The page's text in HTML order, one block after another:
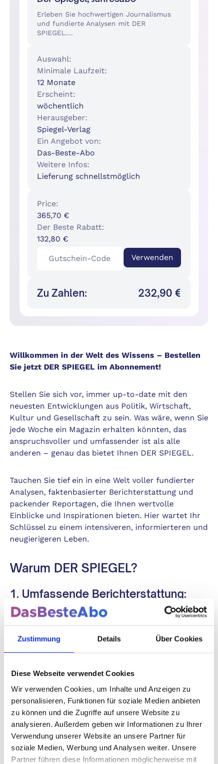
Zustimmung Details Über Cookies
Diese Webseite verwendet Cookies
Wir verwenden Cookies, um Inhalte und Anzeigen zu
personalisieren, Funktionen für soziale Medien anbieten
zu können und die Zugriffe auf unsere Website zu
analysieren. Außerdem geben wir Informationen zu Ihrer
Verwendung unserer Website an unsere Partner für
soziale Medien, Werbung und Analysen weiter. Unsere
Partner führen diese Informationen möglicherweise mit
Erleben Sie hochwertigen Journalismus
und fundierte Analysen mit DER
SPIEGEL....
Auswahl:
Minimale Laufzeit:
12 Monate
Erscheint:
wöchentlich
Herausgeber:
Spiegel-Verlag
Ein Angebot von:
Das-Beste-Abo
Weitere Infos:
Lieferung schnellstmöglich
Price:
365,70 €
Der Beste Rabatt:
132,80 €
Verwenden
Zu Zahlen: 232,90 €
Willkommen in der Welt des Wissens – Bestellen
Sie jetzt DER SPIEGEL im Abonnement!
Stellen Sie sich vor, immer up-to-date mit den
neuesten Entwicklungen aus Politik, Wirtschaft,
Kultur und Gesellschaft zu sein. Was wäre, wenn Sie
jede Woche ein Magazin erhalten könnten, das
anspruchsvoller und umfassender ist als alle
anderen – genau das bietet Ihnen DER SPIEGEL.
Tauchen Sie tief ein in eine Welt voller fundierter
Analysen, faktenbasierter Berichterstattung und
packender Reportagen, die Ihnen wertvolle
Einblicke und Inspirationen bieten. Hier wartet Ihr
Schlüssel zu einem intensiveren, informierteren und
neugierigeren Leben.
Warum DER SPIEGEL?
1. Umfassende Berichterstattung:
Freuen Sie sich auf Informationen aus aller Welt. Ob
Entwicklungen oder kulturelle Trends – DER
SPIEGEL bietet Ihnen alles aus einer Hand.
Unser Team von erstklassigen Journalisten und
Experten arbeitet engagiert und tiefgründig, um
Ihnen die verlässlichsten und spannendsten Inhalte
zu liefern. Mit DER SPIEGEL erleben Sie
Qualitätsjournalismus auf höchstem Niveau.